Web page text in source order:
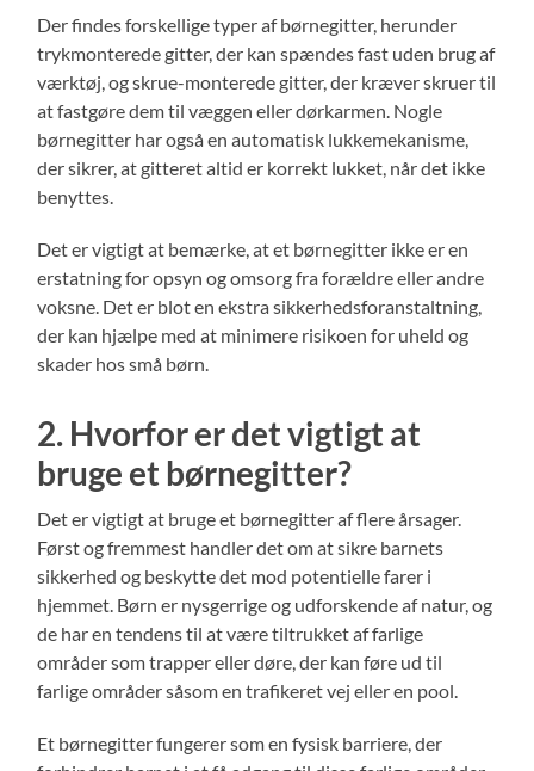
Der findes forskellige typer af børnegitter, herunder
trykmonterede gitter, der kan spændes fast uden brug af
værktøj, og skrue-monterede gitter, der kræver skruer til
at fastgøre dem til væggen eller dørkarmen. Nogle
børnegitter har også en automatisk lukkemekanisme,
der sikrer, at gitteret altid er korrekt lukket, når det ikke
benyttes.
Det er vigtigt at bemærke, at et børnegitter ikke er en
erstatning for opsyn og omsorg fra forældre eller andre
voksne. Det er blot en ekstra sikkerhedsforanstaltning,
der kan hjælpe med at minimere risikoen for uheld og
skader hos små børn.
2. Hvorfor er det vigtigt at
bruge et børnegitter?
Det er vigtigt at bruge et børnegitter af flere årsager.
Først og fremmest handler det om at sikre barnets
sikkerhed og beskytte det mod potentielle farer i
hjemmet. Børn er nysgerrige og udforskende af natur, og
de har en tendens til at være tiltrukket af farlige
områder som trapper eller døre, der kan føre ud til
farlige områder såsom en trafikeret vej eller en pool.
Et børnegitter fungerer som en fysisk barriere, der